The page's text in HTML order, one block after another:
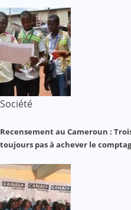
Société
Recensement au Cameroun :
toujours pas à achever le